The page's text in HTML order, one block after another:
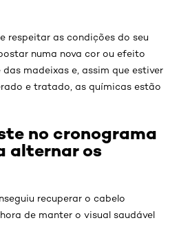
respeitar as condições do seu
numa nova cor ou efeito
das madeixas e, assim que estiver
e tratado, as químicas estão
no cronograma
alternar os
recuperar o cabelo
de manter o visual saudável